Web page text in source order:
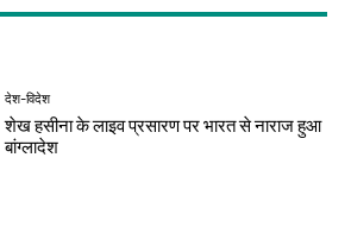
देश-विदेश
शेख हसीना के लाइव प्रसारण पर भारत से नाराज हुआ
बांग्लादेश